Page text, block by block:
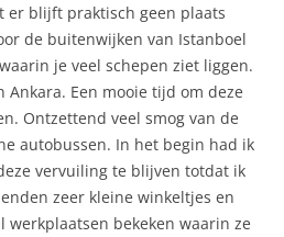
er blijft praktisch geen plaats
de buitenwijken van Istanboel
je veel schepen ziet liggen.
Ankara. Een mooie tijd om deze
Ontzettend veel smog van de
autobussen. In het begin had ik
vervuiling te blijven totdat ik
zeer kleine winkeltjes en
werkplaatsen bekeken waarin ze